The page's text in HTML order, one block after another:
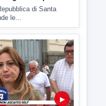
Procura S.Maria
a giudizio per 54
di Santa
le...